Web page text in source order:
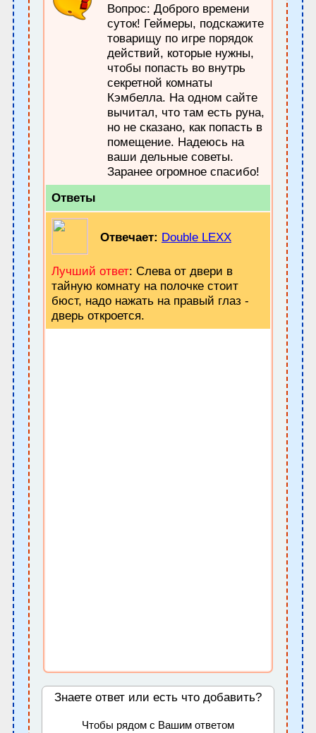
Вопрос: Доброго времени
суток! Геймеры, подскажите
товарищу по игре порядок
действий, которые нужны,
чтобы попасть во внутрь
секретной комнаты
Кэмбелла. На одном сайте
вычитал, что там есть руна,
но не сказано, как попасть в
помещение. Надеюсь на
ваши дельные советы.
Заранее огромное спасибо!
Ответы
Отвечает: Double LEXX
Лучший ответ: Слева от двери в
тайную комнату на полочке стоит
бюст, надо нажать на правый глаз -
дверь откроется.
Знаете ответ или есть что добавить?
Чтобы рядом с Вашим ответом